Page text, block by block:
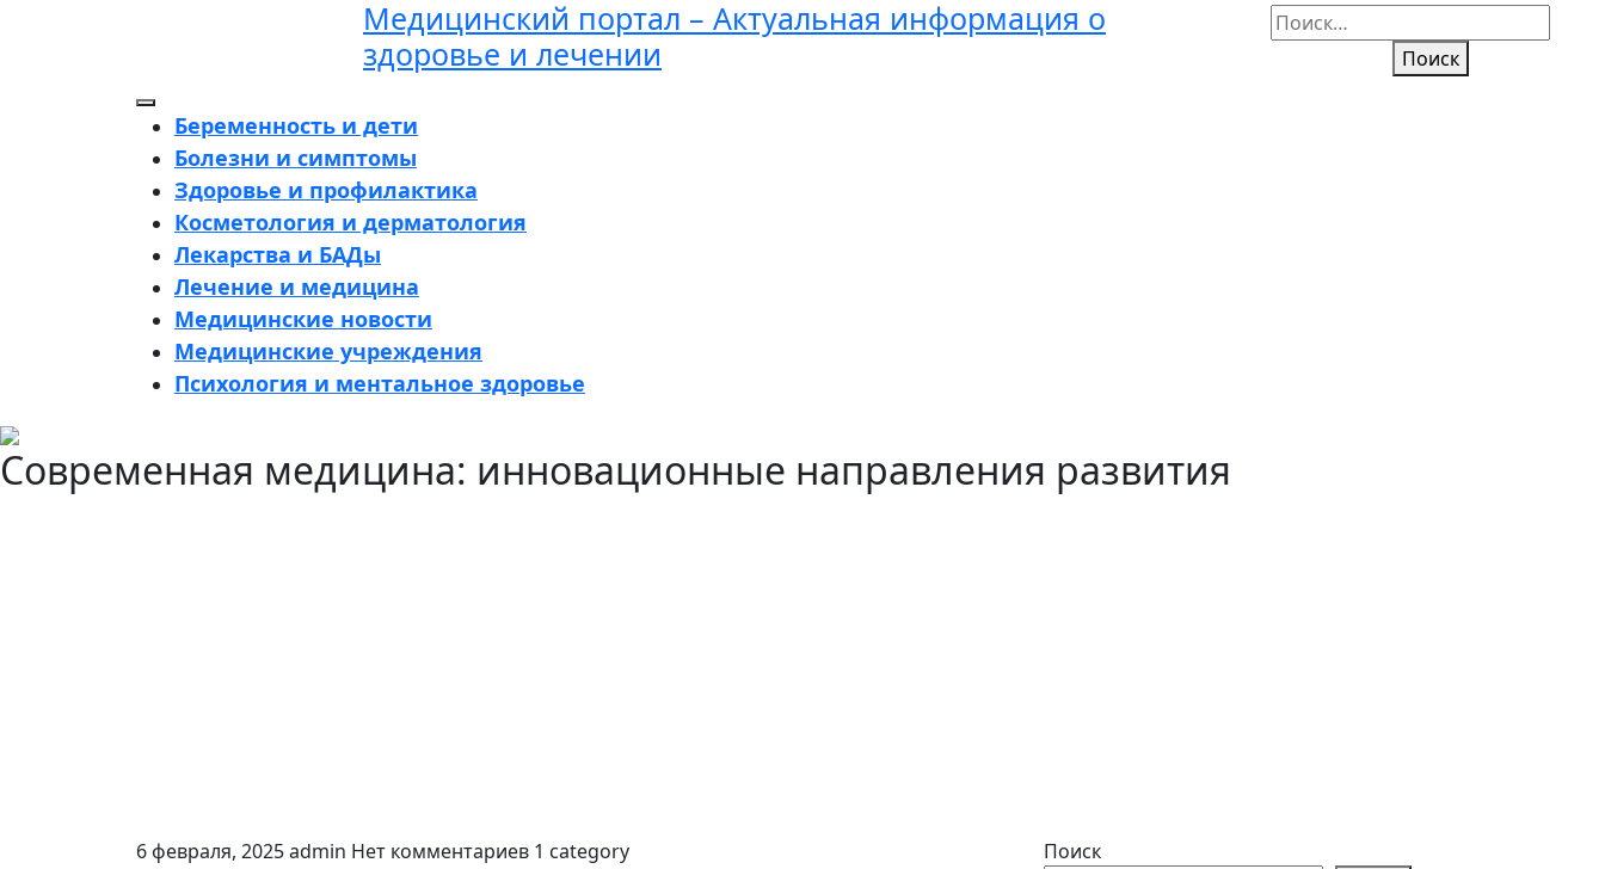
Медицинский портал – Актуальная информация о
здоровье и лечении
Поиск
Кнопка
Открыть
Беременность и дети
Болезни и симптомы
Здоровье и профилактика
Косметология и дерматология
Лекарства и БАДы
Лечение и медицина
Медицинские новости
Медицинские учреждения
Психология и ментальное здоровье
Закрыть
Современная медицина: инновационные направления развития
6 февраля, 2025admin Нет комментариев 1 category
Поиск